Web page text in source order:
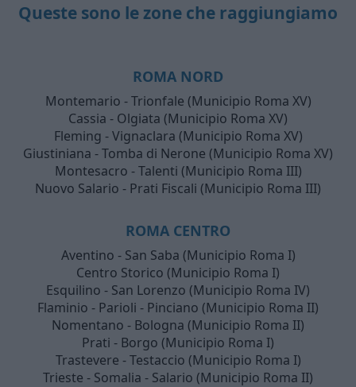
Queste sono le zone che raggiungiamo
ROMA NORD
Montemario - Trionfale (Municipio Roma XV)
Cassia - Olgiata (Municipio Roma XV)
Fleming - Vignaclara (Municipio Roma XV)
Giustiniana - Tomba di Nerone (Municipio Roma XV)
Montesacro - Talenti (Municipio Roma III)
Nuovo Salario - Prati Fiscali (Municipio Roma III)
ROMA CENTRO
Aventino - San Saba (Municipio Roma I)
Centro Storico (Municipio Roma I)
Esquilino - San Lorenzo (Municipio Roma IV)
Flaminio - Parioli - Pinciano (Municipio Roma II)
Nomentano - Bologna (Municipio Roma II)
Prati - Borgo (Municipio Roma I)
Trastevere - Testaccio (Municipio Roma I)
Trieste - Somalia - Salario (Municipio Roma II)